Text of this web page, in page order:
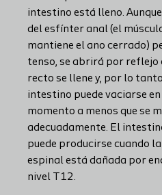
intestino está lleno.
del esfínter anal (el
mantiene el ano cerrado)
tenso, se abrirá por reflejo
recto se llene y, por lo
intestino puede vaciarse
momento a menos que se
adecuadamente. El
puede producirse cuando
espinal está dañada por
nivel T12.